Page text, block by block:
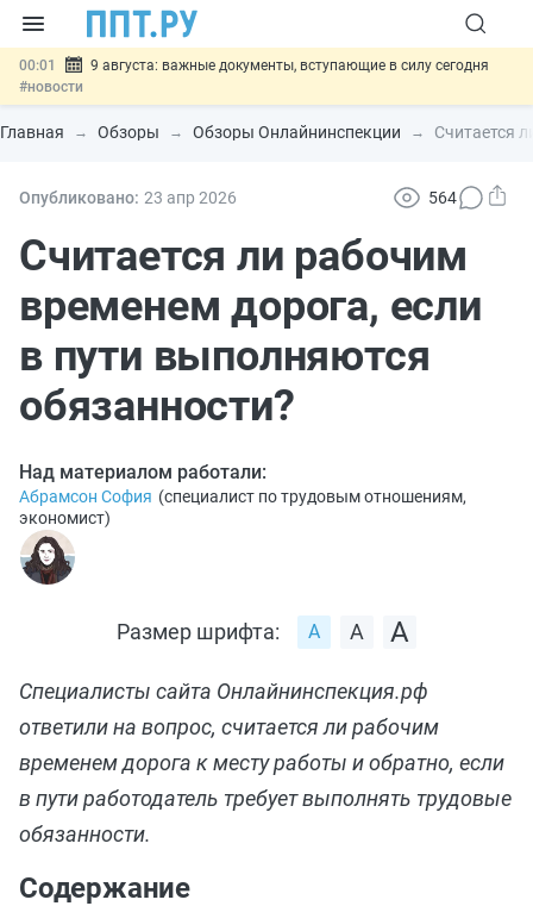
00:01
9 августа: важные документы, вступающие в силу сегодня
#новости
07.08 Подписан закон о блокировке продажи опасных товаров через
«Честный знак»#новости
07.08 Госпошлину за устранение ошибок в документах предлагают
07.08
Разработают единые критерии трудовых и ГПХ-
отношений
#новости
Главная Обзоры Обзоры Онлайнинспекции Считается
Опубликовано: 23 апр 2026 564
Считается ли рабочим
временем дорога, если
в пути выполняются
обязанности?
Над материалом работали:
Абрамсон София (специалист по трудовым отношениям,
экономист)
Размер шрифта:
Специалисты сайта Онлайнинспекция.рф
ответили на вопрос, считается ли рабочим
временем дорога к месту работы и обратно, если
в пути работодатель требует выполнять трудовые
обязанности.
Содержание